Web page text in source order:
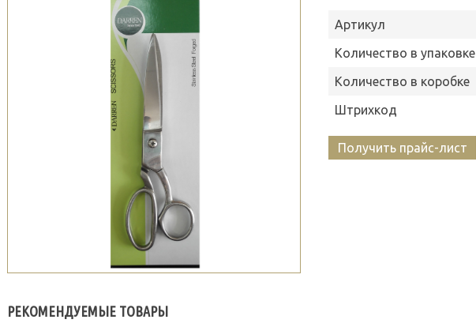
Артикул
Количество в упаковке
Количество в коробке
Штрихкод
Получить прайс-лист
РЕКОМЕНДУЕМЫЕ ТОВАРЫ